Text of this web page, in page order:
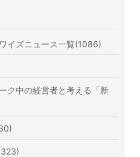
イズニュース一覧(1086)
ク中の経営者と考える「新